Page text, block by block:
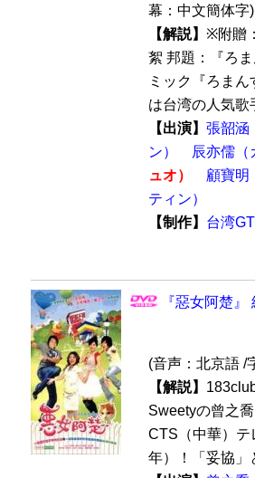
幕：中文簡体字)
【解説】 ※附贈
絮 邦題：『ろ
ミック『ろま
は台湾の人気歌
【出演】 張韶涵
ン）
辰亦儒（
ュオ）
顧寶明
ティン）
【制作】 台湾
『惡女阿楚
(音声：北京語 /
【解説】
Sweetyの曾之
CTS（中華）テ
年）！「妥協」